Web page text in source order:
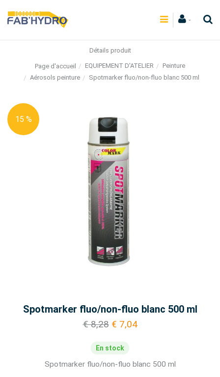
Détails produit
Page d'accueil EQUIPEMENT D'ATELIER
Peinture
Aérosols peinture
Spotmarker fluo/non-fluo blanc 500 ml
15 %
Spotmarker fluo/non-fluo blanc 500 ml
€ 8,28 € 7,04
En stock
Spotmarker fluo/non-fluo blanc 500 ml